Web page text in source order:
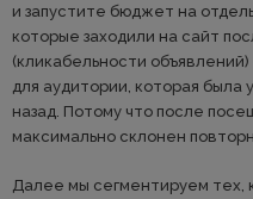
и запустите бюджет на
которые заходили на сайт
(кликабельности
для аудитории, которая была
назад. Потому что после
максимально склонен
Далее мы сегментируем тех,